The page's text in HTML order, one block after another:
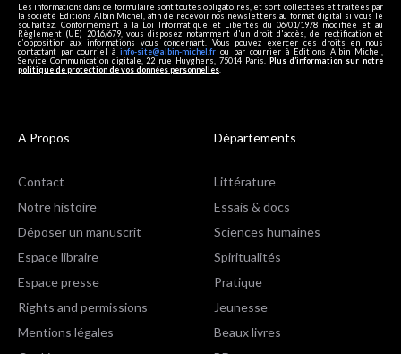
Les informations dans ce formulaire sont toutes obligatoires, et sont collectées et traitées par
la société Editions Albin Michel, afin de recevoir nos newsletters au format digital si vous le
souhaitez. Conformément à la Loi Informatique et Libertés du 06/01/1978 modifiée et au
Règlement (UE) 2016/679, vous disposez notamment d'un droit d'accès, de rectification et
d’opposition aux informations vous concernant. Vous pouvez exercer ces droits en nous
contactant par courriel à info-site@albin-michel.fr ou par courrier à Editions Albin Michel,
Service Communication digitale, 22 rue Huyghens, 75014 Paris. Plus d’information sur notre
politique de protection de vos données personnelles
A Propos
Contact
Notre histoire
Déposer un manuscrit
Espace libraire
Espace presse
Rights and permissions
Mentions légales
Départements
Littérature
Essais & docs
Sciences humaines
Spiritualités
Pratique
Jeunesse
Beaux livres